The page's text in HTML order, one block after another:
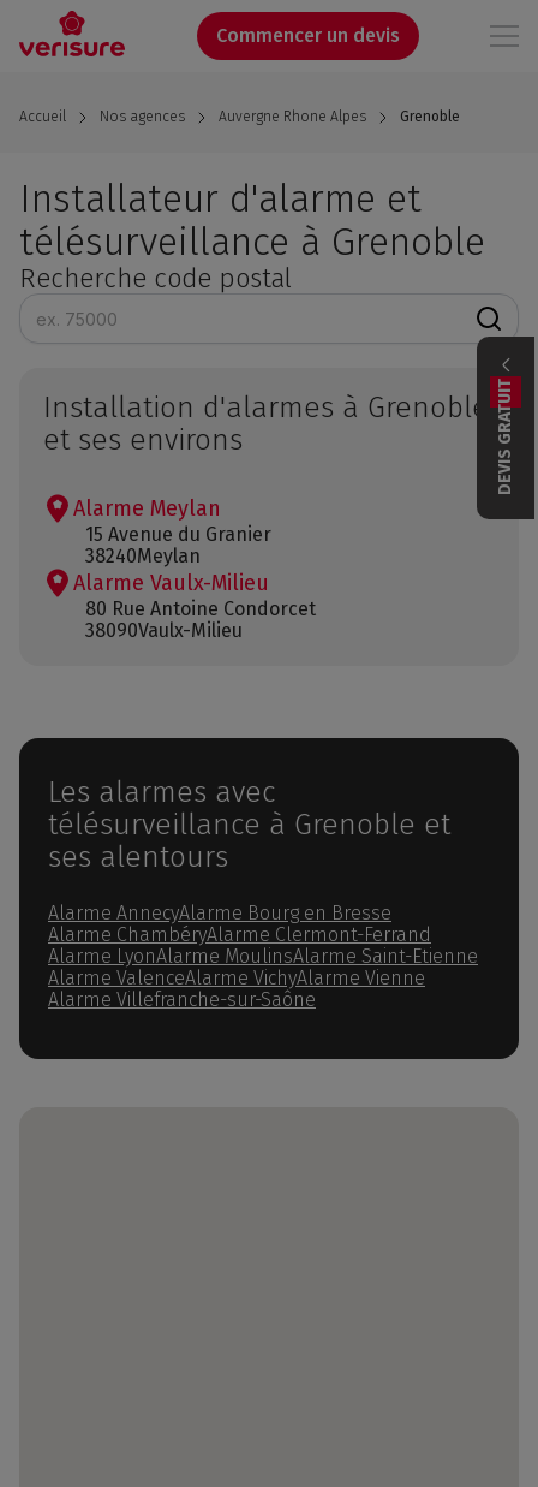
contenu
Commencer un devis
Accueil Nos agences Auvergne Rhone Alpes Grenoble
DEVIS GRATUIT
Installateur d'alarme et
télésurveillance à Grenoble
Recherche code postal
Installation d'alarmes à Grenoble
et ses environs
Alarme Meylan
15 Avenue du Granier
38240Meylan
Alarme Vaulx-Milieu
80 Rue Antoine Condorcet
38090Vaulx-Milieu
Les alarmes avec
télésurveillance à Grenoble et
ses alentours
Alarme AnnecyAlarme Bourg en Bresse
Alarme ChambéryAlarme Clermont-Ferrand
Alarme LyonAlarme MoulinsAlarme Saint-Etienne
Alarme ValenceAlarme VichyAlarme Vienne
Alarme Villefranche-sur-Saône